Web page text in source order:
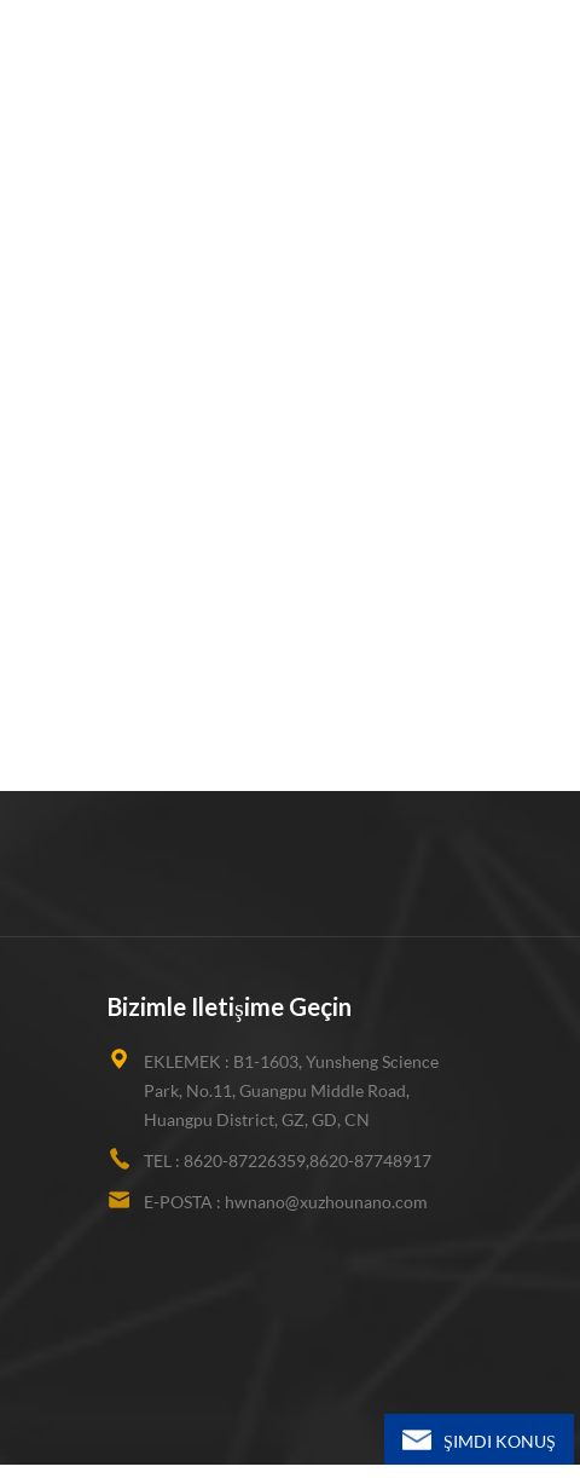
Bizimle Iletişime Geçin
EKLEMEK : B1-1603, Yunsheng Science
Park, No.11, Guangpu Middle Road,
Huangpu District, GZ, GD, CN
TEL : 8620-87226359,8620-87748917
E-POSTA : hwnano@xuzhounano.com
ŞIMDI KONUŞ